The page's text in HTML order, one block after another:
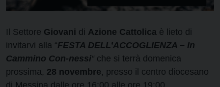
Il Settore Giovani di Azione Cattolica è lieto di
invitarvi alla “FESTA DELL’ACCOGLIENZA – In
Cammino Con-nessi“ che si terrà domenica
prossima, 28 novembre, presso il centro diocesano
di Messina dalle ore 16:00 alle ore 19:00.